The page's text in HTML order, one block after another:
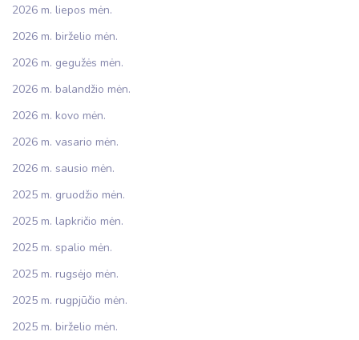
2026 m. liepos mėn.
2026 m. birželio mėn.
2026 m. gegužės mėn.
2026 m. balandžio mėn.
2026 m. kovo mėn.
2026 m. vasario mėn.
2026 m. sausio mėn.
2025 m. gruodžio mėn.
2025 m. lapkričio mėn.
2025 m. spalio mėn.
2025 m. rugsėjo mėn.
2025 m. rugpjūčio mėn.
2025 m. birželio mėn.